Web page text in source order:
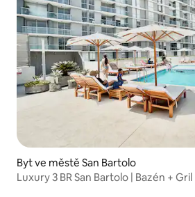
Byt ve městě San Bartolo
Luxury 3 BR San Bartolo | Bazén +